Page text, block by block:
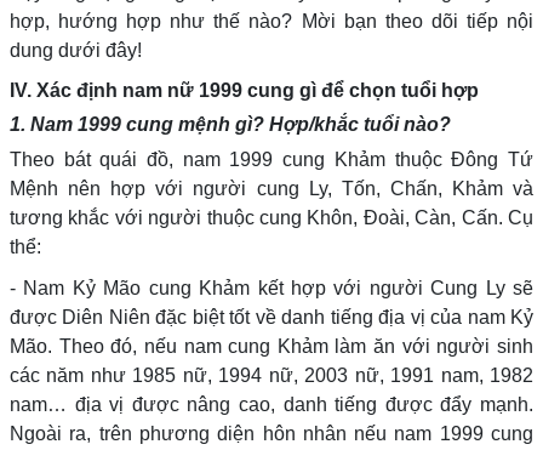
hợp, hướng hợp như thế nào? Mời bạn theo dõi tiếp nội
dung dưới đây!
IV. Xác định nam nữ 1999 cung gì để chọn tuổi hợp
1. Nam 1999 cung mệnh gì? Hợp/khắc tuổi nào?
Theo bát quái đồ, nam 1999 cung Khảm thuộc Đông Tứ
Mệnh nên hợp với người cung Ly, Tốn, Chấn, Khảm và
tương khắc với người thuộc cung Khôn, Đoài, Càn, Cấn. Cụ
thể:
- Nam Kỷ Mão cung Khảm kết hợp với người Cung Ly sẽ
được Diên Niên đặc biệt tốt về danh tiếng địa vị của nam Kỷ
Mão. Theo đó, nếu nam cung Khảm làm ăn với người sinh
các năm như 1985 nữ, 1994 nữ, 2003 nữ, 1991 nam, 1982
nam… địa vị được nâng cao, danh tiếng được đẩy mạnh.
Ngoài ra, trên phương diện hôn nhân nếu nam 1999 cung